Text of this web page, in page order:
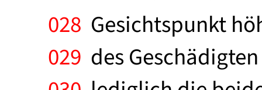
028 Gesichtspunkt
029 des